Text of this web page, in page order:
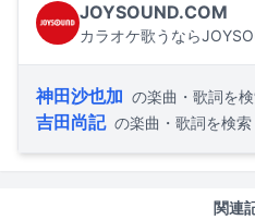
JOYSOUND.COM
カラオケ歌うなら
神田沙也加 の楽曲・歌詞を
吉田尚記 の楽曲・歌詞を検索
関連